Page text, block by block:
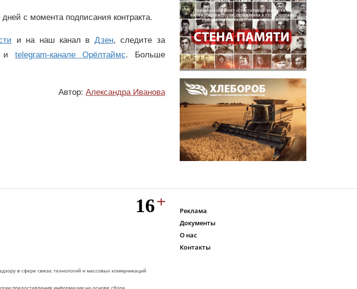
с момента подписания контракта.
и на наш канал в Дзен, следите за
telegram-канале Орёлтаймс. Больше
Автор: Александра Иванова
в сфере связи, технологий и массовых коммуникаций
Реклама
Документы
О нас
Контакты